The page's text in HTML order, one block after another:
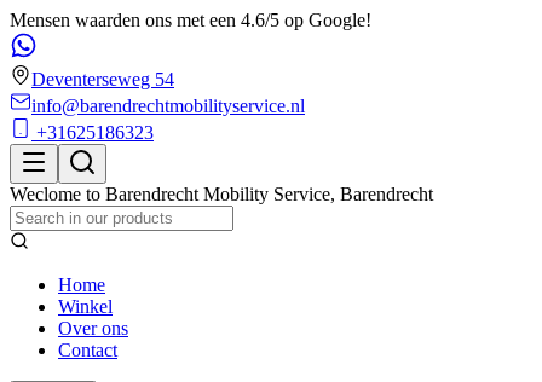
Mensen waarden ons met een 4.6/5 op Google!
Deventerseweg 54
info@barendrechtmobilityservice.nl
+31625186323
Weclome to Barendrecht Mobility Service, Barendrecht
Home
Winkel
Over ons
Contact